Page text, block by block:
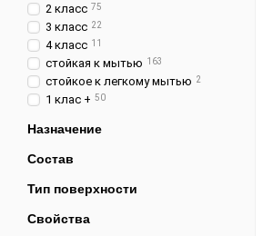
2 класс 75
3 класс 22
4 класс 11
стойкая к мытью 163
стойкое к легкому мытью 2
1 клас + 50
Назначение
Состав
Тип поверхности
Свойства